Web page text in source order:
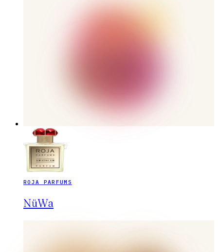
ROJA PARFUMS
NüWa